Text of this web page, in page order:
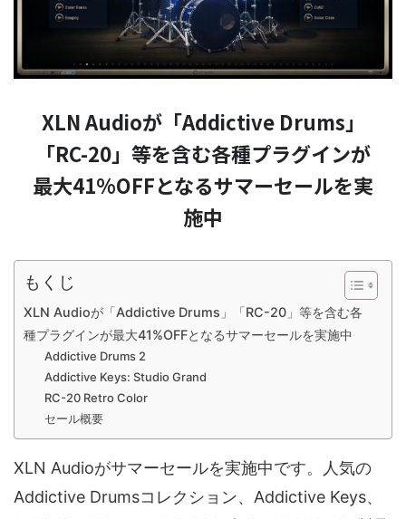
XLN Audioが「Addictive Drums」
「RC-20」等を含む各種プラグインが
最大41%OFFとなるサマーセールを実
施中
もくじ
XLN Audioが「Addictive Drums」「RC-20」等を含む各
種プラグインが最大41%OFFとなるサマーセールを実施中
Addictive Drums 2
Addictive Keys: Studio Grand
RC-20 Retro Color
セール概要
XLN Audioがサマーセールを実施中です。人気の
Addictive Drumsコレクション、Addictive Keys、